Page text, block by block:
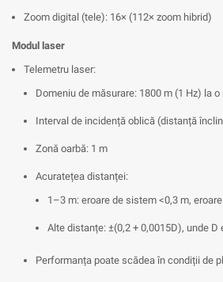
Zoom digital (tele): 16× (112× zoom hibrid)
Modul laser
Telemetru laser:
Domeniu de măsurare: 1800 m (1 Hz) la
Interval de incidență oblică (distanță
Zonă oarbă: 1 m
Acuratețea distanței:
1–3 m: eroare de sistem <0,3 m,
Alte distanțe: ±(0,2 + 0,0015D), unde
Performanța poate scădea în condiții de